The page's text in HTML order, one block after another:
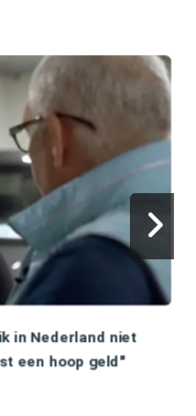
in Nederland niet
een hoop geld"